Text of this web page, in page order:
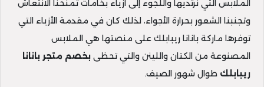
الملابس التي نرتديها واللجوء إلى أزياء بخامات تمنحنا الانتعاش
وتجنبنا الشعور بحرارة الأجواء، لذلك كان في مقدمة الأزياء التي
توفرها ماركة بانانا ريبابلك على منصتها هي الملابس
المصنوعة من الكتان واللينن والتي تحظى بخصم متجر بانانا
ريبابلك طوال شهور الصيف.